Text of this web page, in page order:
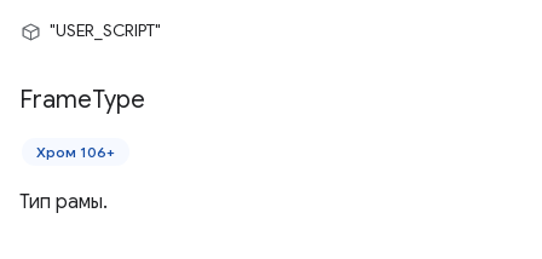
"USER_SCRIPT"
FrameType
Хром 106+
Тип рамы.